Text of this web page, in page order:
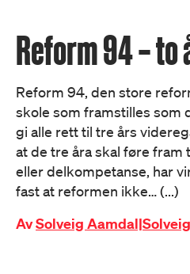
Reform 94 –
Reform 94, den store
skole som framstilles som
gi alle rett til tre års
at de tre åra skal føre
eller delkompetanse, har
fast at reformen ikke… (...)
AvSolveig